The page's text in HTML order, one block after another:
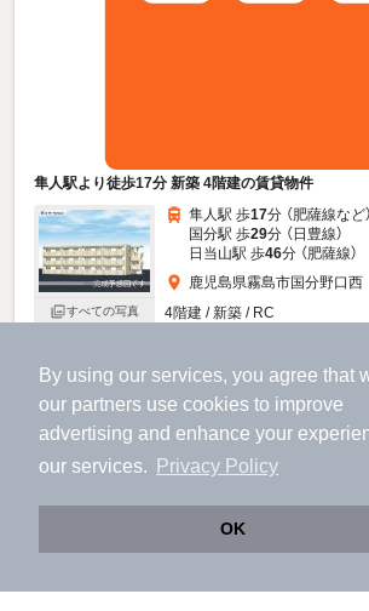
By using our services, you agree that
our partners use cookies to improve
advertising and enhance your
our services.
Privacy Policy
OK
アプリに切り替えて、サクサクお部
会員登録なしですぐ使える。マップ検索や
隼人駅より徒歩17分 新築 4階建の賃貸物件
すべての写真
隼人駅 歩17分 （肥薩線など）
国分駅 歩29分 （日豊線）
日当山駅 歩46分 （肥薩線）
鹿児島県霧島市国分野口西
4階建 / 新築 / RC
6.4
（管理費3,000円）
敷 1.0ヶ月 礼 不要
3階 / 1LDK / 42.5㎡